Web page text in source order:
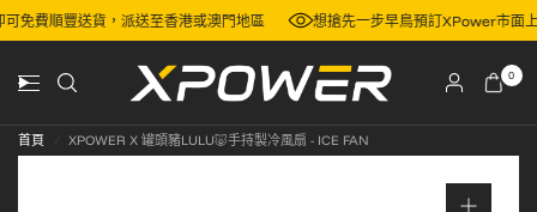
可免費順豐送貨，派送至香港或澳門地區 想搶先一步早鳥預訂XPower市
0
首頁 XPOWER X 罐頭豬LULU🐷手持製冷風扇 - ICE FAN